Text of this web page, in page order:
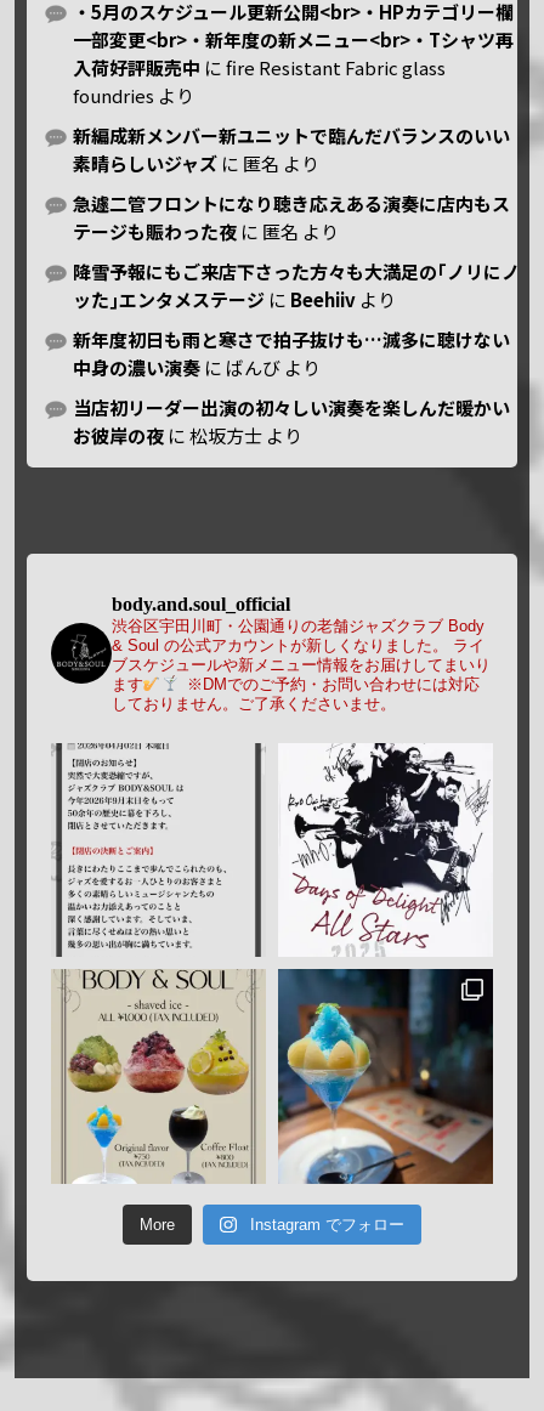
・5月のスケジュール更新公開<br>・HPカテゴリー欄
一部変更<br>・新年度の新メニュー<br>・Tシャツ再
入荷好評販売中 にfire Resistant Fabric glass
foundries より
新編成新メンバー新ユニットで臨んだバランスのいい
素晴らしいジャズ に 匿名 より
急遽二管フロントになり聴き応えある演奏に店内もス
テージも賑わった夜 に 匿名 より
降雪予報にもご来店下さった方々も大満足の｢ノリにノ
ッた｣エンタメステージ に Beehiiv より
新年度初日も雨と寒さで拍子抜けも…滅多に聴けない
中身の濃い演奏 に ばんび より
当店初リーダー出演の初々しい演奏を楽しんだ暖かい
お彼岸の夜 に松坂方士 より
body.and.soul_official
渋谷区宇田川町・公園通りの老舗ジャズクラブ Body
& Soul の公式アカウントが新しくなりました。
ライ
ブスケジュールや新メニュー情報をお届けしてまいり
ます
※DMでのご予約・お問い合わせには対応
しておりません。ご了承くださいませ。
More Instagram でフォロー